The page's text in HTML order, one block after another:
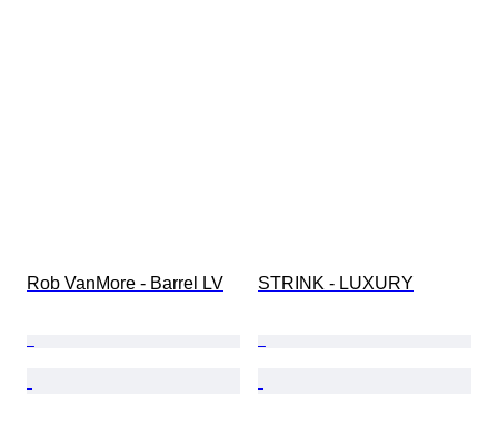
Rob VanMore - Barrel LV STRINK - LUXURY